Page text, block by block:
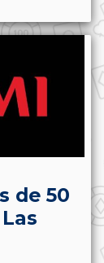
de 50